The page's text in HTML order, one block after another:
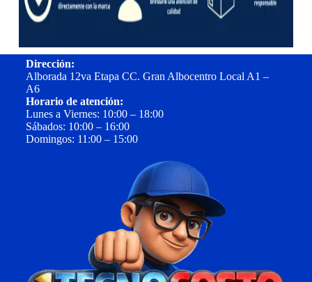
Dirección:
Alborada 12va Etapa CC. Gran Albocentro Local A1 –
A6
Horario de atención:
Lunes a Viernes: 10:00 – 18:00
Sábados: 10:00 – 16:00
Domingos: 11:00 – 15:00